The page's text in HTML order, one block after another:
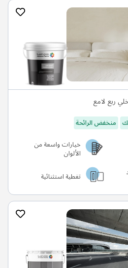
ربع لامع
منخفض الرائحة
خيارات واسعة من
الألوان
تغطية استثنائية